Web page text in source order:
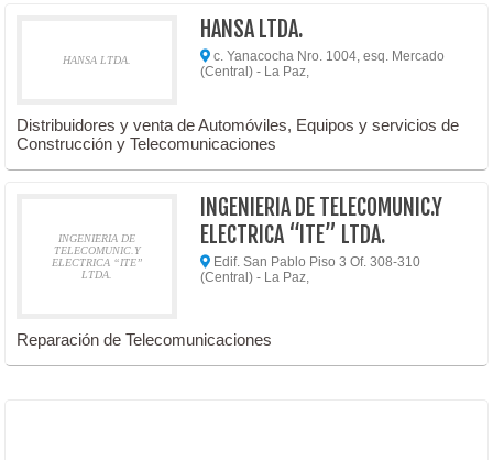
HANSA LTDA.
HANSA LTDA.
c. Yanacocha Nro. 1004, esq. Mercado
(Central) - La Paz,
Distribuidores y venta de Automóviles, Equipos y servicios de
Construcción y Telecomunicaciones
INGENIERIA DE
TELECOMUNIC.Y
ELECTRICA “ITE”
LTDA.
INGENIERIA DE TELECOMUNIC.Y
ELECTRICA “ITE” LTDA.
Edif. San Pablo Piso 3 Of. 308-310
(Central) - La Paz,
Reparación de Telecomunicaciones